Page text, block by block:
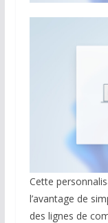
Cette
l’avantage de
des lignes de